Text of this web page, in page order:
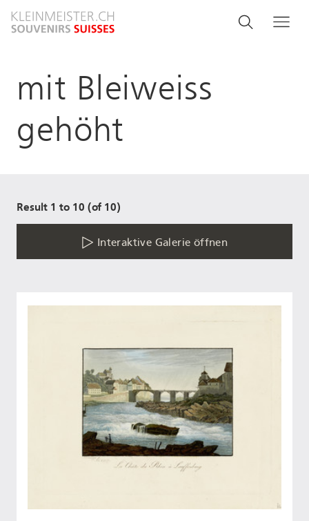
zum
Search
Suche
mit Bleiweiss
gehöht
Result 1 to 10 (of 10)
Interaktive Galerie öffnen